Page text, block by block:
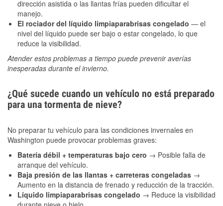
dirección asistida o las llantas frías pueden dificultar el
manejo.
El rociador del líquido limpiaparabrisas congelado — el
nivel del líquido puede ser bajo o estar congelado, lo que
reduce la visibilidad.
Atender estos problemas a tiempo puede prevenir averías
inesperadas durante el invierno.
¿Qué sucede cuando un vehículo no está preparado
para una tormenta de nieve?
No preparar tu vehículo para las condiciones invernales en
Washington puede provocar problemas graves:
Batería débil + temperaturas bajo cero → Posible falla de
arranque del vehículo.
Baja presión de las llantas + carreteras congeladas →
Aumento en la distancia de frenado y reducción de la tracción.
Líquido limpiaparabrisas congelado → Reduce la visibilidad